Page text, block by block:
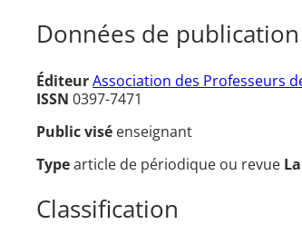
Données de publication
ÉditeurAssociation des Professeurs
ISSN 0397-7471
Public visé enseignant
Typearticle de périodique ou revue
Classification